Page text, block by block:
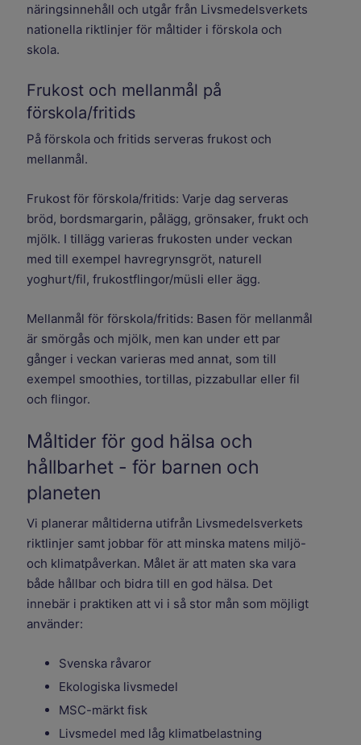
näringsinnehåll och utgår från Livsmedelsverkets
nationella riktlinjer för måltider i förskola och
skola.
Frukost och mellanmål på
förskola/fritids
På förskola och fritids serveras frukost och
mellanmål.
Frukost för förskola/fritids: Varje dag serveras
bröd, bordsmargarin, pålägg, grönsaker, frukt och
mjölk. I tillägg varieras frukosten under veckan
med till exempel havregrynsgröt, naturell
yoghurt/fil, frukostflingor/müsli eller ägg.
Mellanmål för förskola/fritids: Basen för mellanmål
är smörgås och mjölk, men kan under ett par
gånger i veckan varieras med annat, som till
exempel smoothies, tortillas, pizzabullar eller fil
och flingor.
Måltider för god hälsa och
hållbarhet - för barnen och
planeten
Vi planerar måltiderna utifrån Livsmedelsverkets
riktlinjer samt jobbar för att minska matens miljö-
och klimatpåverkan. Målet är att maten ska vara
både hållbar och bidra till en god hälsa. Det
innebär i praktiken att vi i så stor mån som möjligt
använder:
Svenska råvaror
Ekologiska livsmedel
MSC-märkt fisk
Livsmedel med låg klimatbelastning